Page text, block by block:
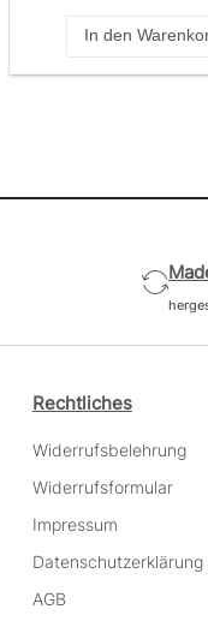
In den
Rechtliches
Widerrufsbelehrung
Widerrufsformular
Impressum
Datenschutzerklärung
AGB